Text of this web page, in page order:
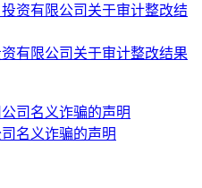
有限公司关于审计整改结果
名义诈骗的声明